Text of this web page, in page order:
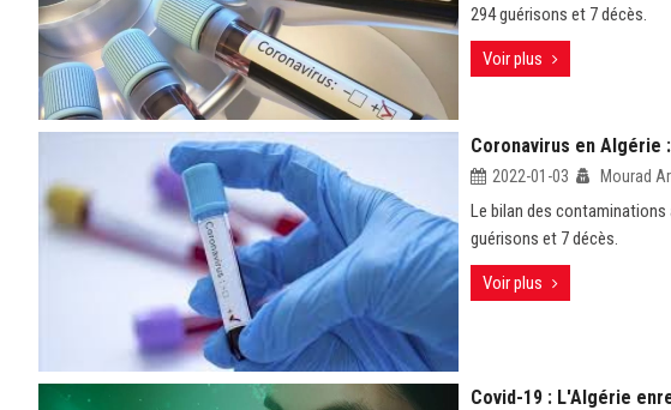
294 guérisons et 7 décès.
Voir plus
Coronavirus en Algérie
2022-01-03 Mourad
Le bilan des contaminations
guérisons et 7 décès.
Voir plus
Covid-19 : L'Algérie